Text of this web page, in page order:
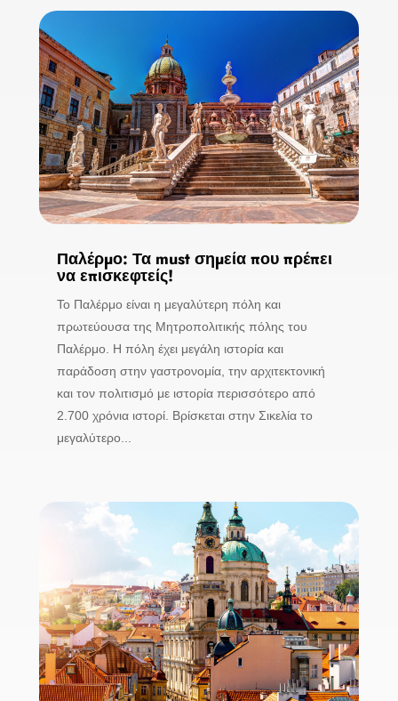
Παλέρμο: Τα must σημεία που πρέπει
να επισκεφτείς!
Το Παλέρμο είναι η μεγαλύτερη πόλη και
πρωτεύουσα της Μητροπολιτικής πόλης του
Παλέρμο. Η πόλη έχει μεγάλη ιστορία και
παράδοση στην γαστρονομία, την αρχιτεκτονική
και τον πολιτισμό με ιστορία περισσότερο από
2.700 χρόνια ιστορί. Βρίσκεται στην Σικελία το
μεγαλύτερο...